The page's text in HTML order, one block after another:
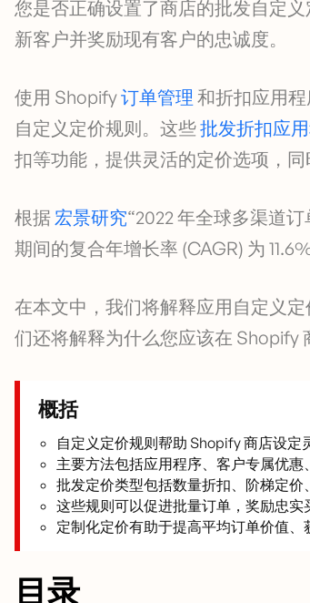
您是否正确设置了商店的批发自定
新客户并奖励现有客户的忠诚度。
使用 Shopify订单管理 和折扣应用
自定义定价规则。这些批发折扣应
扣等功能，提供灵活的定价选项，同
根据 宏景研究“2022 年全球多渠道
期间的复合年增长率 (CAGR) 为
在本文中，我们将解释应用自定义
们还将解释为什么您应该在 Shopify
概括
自定义定价规则帮助 Shopify 商店设定
主要方法包括应用程序、客户专属优惠
批发定价类型包括数量折扣、阶梯定价
这些规则可以促进批量订单，奖励忠实
定制化定价有助于提高平均订单价值、